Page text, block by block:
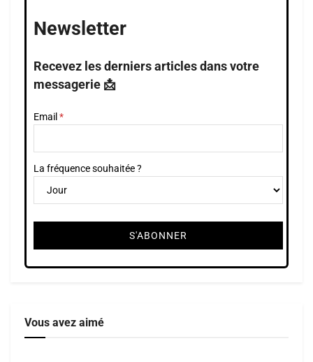
Newsletter
Recevez les derniers articles dans votre
messagerie 📩
Email
La fréquence souhaitée ?
Vous avez aimé